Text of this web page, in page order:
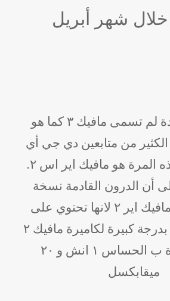
الدرون الجديدة لم تسمى مافيك ٣ كما هو
من متابعين دي جي أي
ولكن الاسم هذه المرة هو مافيك اير اس ٢.
أن الدرون القادمة نسخة
مطورة من المافيك اير ٢ لانها تحتوي على
كاميرة مشابهة بدرجة كبيرة لكاميرة مافيك ٢
برو الشهيرة ب الحساس ١ انش و ٢٠
ميقابكسل